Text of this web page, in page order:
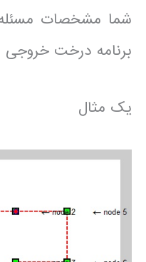
شما مشخصات مسئله
برنامه درخت
یک مثال